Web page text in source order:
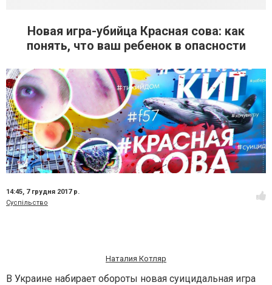
Новая игра-убийца Красная сова: как
понять, что ваш ребенок в опасности
14:45, 7 грудня 2017 р.
Суспільство
Наталия Котляр
В Украине набирает обороты новая суицидальная игра